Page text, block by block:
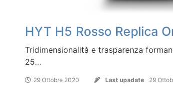
HYT H5 Rosso Replica
Tridimensionalità e trasparenza
25…
29 Ottobre 2020 Last upadate 29